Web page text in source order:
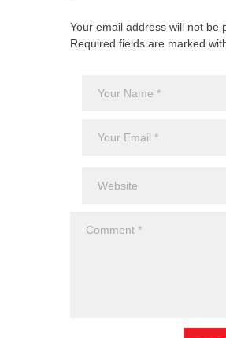
Your email address will not be
Required fields are marked